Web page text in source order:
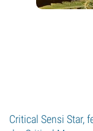
Critical Sensi Star,